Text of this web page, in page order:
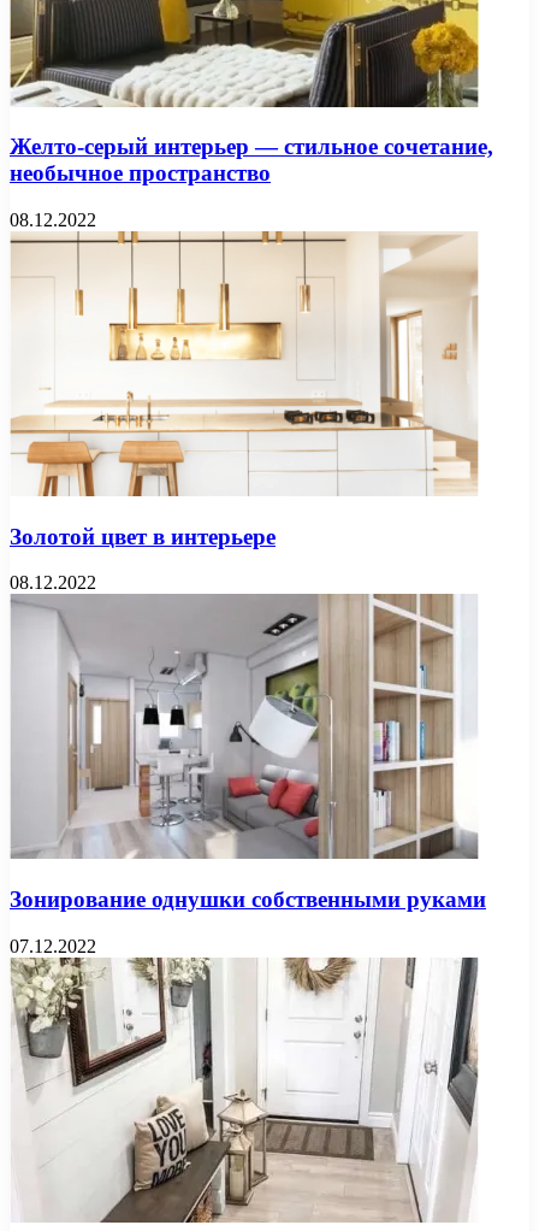
Желто-серый интерьер — стильное сочетание,
необычное пространство
08.12.2022
Золотой цвет в интерьере
08.12.2022
Зонирование однушки собственными руками
07.12.2022